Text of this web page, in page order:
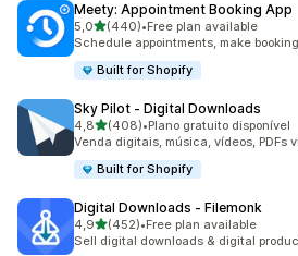
Meety: Appointment Booking App
5,0de 5 estrelas
(440)
440 total de avaliações
•Free plan available
Schedule appointments, make
Built for Shopify
Sky Pilot ‑ Digital Downloads
4,8de 5 estrelas
(408)
408 total de avaliações
•Plano gratuito disponível
Venda digitais, música, vídeos, PDFs
Built for Shopify
Digital Downloads ‑ Filemonk
4,9de 5 estrelas
(452)
452 total de avaliações
•Free plan available
Sell digital downloads & digital